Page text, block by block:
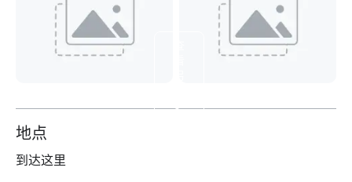
6
地点
到达这里